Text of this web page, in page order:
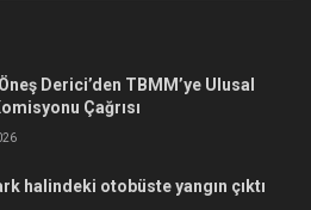
Derici’den TBMM’ye Ulusal
Çağrısı
halindeki otobüste yangın çıktı